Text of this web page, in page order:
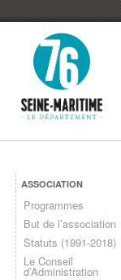
ASSOCIATION
Programmes
But de l’association
Statuts (1991-2018)
Le Conseil
d’Administration